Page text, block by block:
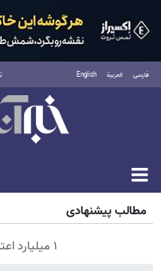
فارسی العربية English
شنبه ۱۷ مرداد ۱۴۰۵
مطالب پیشنهادی
۱ میلیارد اعتبار خرید طلا | بدون ضامن و چک